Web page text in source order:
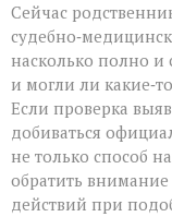
Сейчас
насколько полно
и могли ли
Если проверка
добиваться
не только способ
обратить внимание
действий при